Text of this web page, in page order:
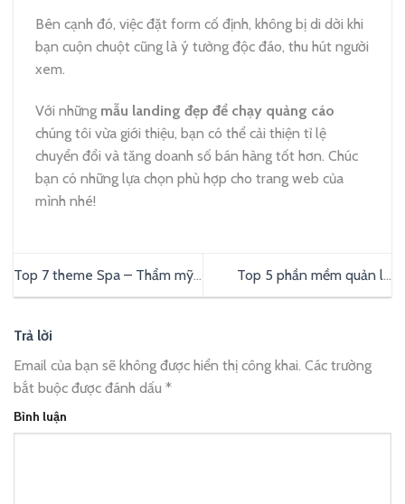
Bên cạnh đó, việc đặt form cố định, không bị di dời khi
bạn cuộn chuột cũng là ý tưởng độc đáo, thu hút người
xem.
Với những mẫu landing đẹp để chạy quảng cáo
chúng tôi vừa giới thiệu, bạn có thể cải thiện tỉ lệ
chuyển đổi và tăng doanh số bán hàng tốt hơn. Chúc
bạn có những lựa chọn phù hợp cho trang web của
mình nhé!
Top 7 theme Spa – Thẩm mỹ
viện ưa chuộng nhất hiện nay
Top 5 phần mềm quản lý
trường học – giáo dục phổ
Trả lời
Email của bạn sẽ không được hiển thị công khai. Các trường
bắt buộc được đánh dấu *
Bình luận